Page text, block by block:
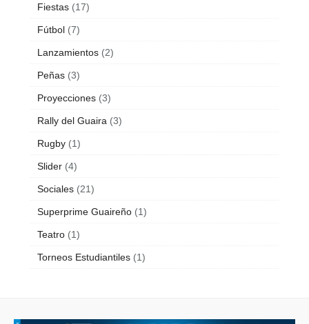
Fiestas (17)
Fútbol (7)
Lanzamientos (2)
Peñas (3)
Proyecciones (3)
Rally del Guaira (3)
Rugby (1)
Slider (4)
Sociales (21)
Superprime Guaireño (1)
Teatro (1)
Torneos Estudiantiles (1)